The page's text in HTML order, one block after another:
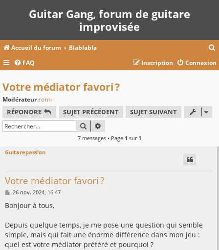
Guitar Gang, forum de guitare
improvisée
Accueil du forum Blablabla
c
e
FAQ Connexion
Inscription
Votre médiator favori ?
Modérateur :orni
RÉPONDRE SUJET PRÉCÉDENT
SUJET SUIVANT
RECHERCHER
7 messages • Page 1 sur 1
Guitarepassion
Votre médiator favori ?
M
s
g
e
26 nov. 2024, 16:47
Bonjour à tous,
Depuis quelque temps, je me pose une question qui semble
simple, mais qui fait une énorme différence dans mon jeu :
quel est votre médiator préféré et pourquoi ?